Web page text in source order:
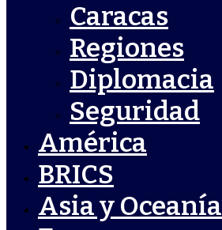
Caracas
Regiones
Diplomacia
Seguridad
América
BRICS
Asia y Oceanía